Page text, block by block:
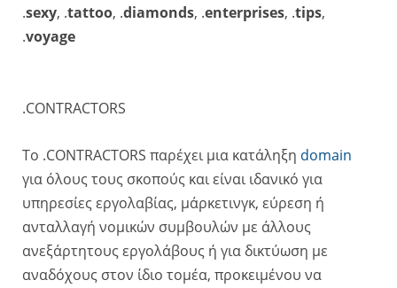
.sexy, .tattoo, .diamonds, .enterprises, .tips,
.voyage
.CONTRACTORS
Το .CONTRACTORS παρέχει μια κατάληξη domain
για όλους τους σκοπούς και είναι ιδανικό για
υπηρεσίες εργολαβίας, μάρκετινγκ, εύρεση ή
ανταλλαγή νομικών συμβουλών με άλλους
ανεξάρτητους εργολάβους ή για δικτύωση με
αναδόχους στον ίδιο τομέα, προκειμένου να